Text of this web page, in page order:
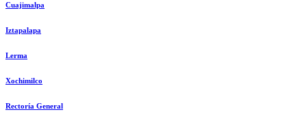
Cuajimalpa
Iztapalapa
Lerma
Xochimilco
Rectoría General